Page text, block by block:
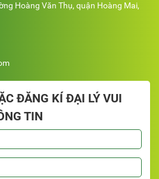
Hoàng Văn Thụ, quận Hoàng Mai,
ĐĂNG KÍ ĐẠI LÝ VUI
TIN